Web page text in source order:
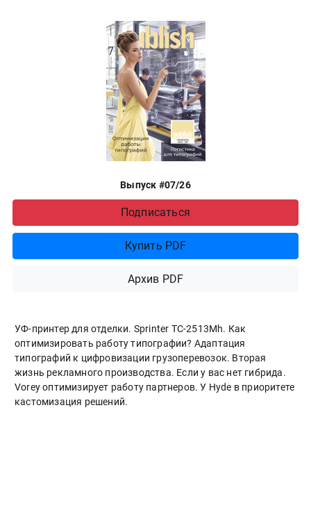
Выпуск #07/26
Подписаться
Купить PDF
Архив PDF
УФ-принтер для отделки. Sprinter ТС-2513Mh. Как
оптимизировать работу типографии? Адаптация
типографий к цифровизации грузоперевозок. Вторая
жизнь рекламного производства. Если у вас нет гибрида.
Vorey оптимизирует работу партнеров. У Hyde в приоритете
кастомизация решений.